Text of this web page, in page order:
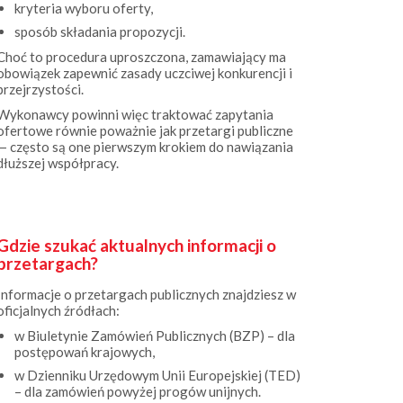
sposób składania propozycji.
to procedura uproszczona, zamawiający ma
zapewnić zasady uczciwej konkurencji i
powinni więc traktować zapytania
równie poważnie jak przetargi publiczne
często są one pierwszym krokiem do nawiązania
współpracy.
o przetargach publicznych znajdziesz w
źródłach:
w Biuletynie Zamówień Publicznych (BZP) – dla
postępowań krajowych,
w Dzienniku Urzędowym Unii Europejskiej (TED)
– dla zamówień powyżej progów unijnych.
o wartości poniżej 170 000 zł, a także